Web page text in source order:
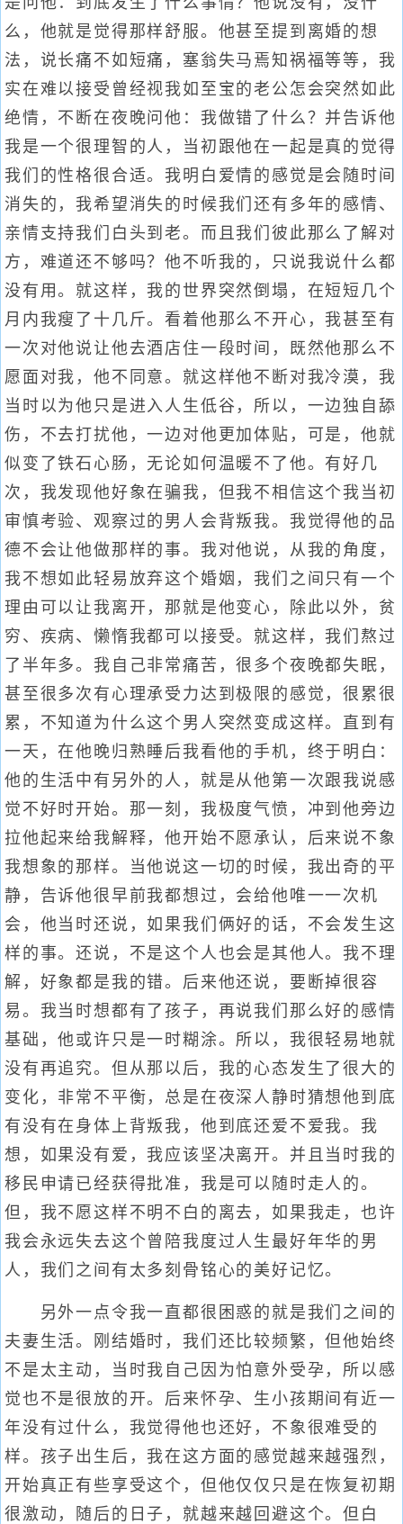
么，他就是觉得那样舒服。他甚至提到离婚的想
法，说长痛不如短痛，塞翁失马焉知祸福等等，我
实在难以接受曾经视我如至宝的老公怎会突然如此
绝情，不断在夜晚问他：我做错了什么？并告诉他
我是一个很理智的人，当初跟他在一起是真的觉得
我们的性格很合适。我明白爱情的感觉是会随时间
消失的，我希望消失的时候我们还有多年的感情、
亲情支持我们白头到老。而且我们彼此那么了解对
方，难道还不够吗？他不听我的，只说我说什么都
没有用。就这样，我的世界突然倒塌，在短短几个
月内我瘦了十几斤。看着他那么不开心，我甚至有
一次对他说让他去酒店住一段时间，既然他那么不
愿面对我，他不同意。就这样他不断对我冷漠，我
当时以为他只是进入人生低谷，所以，一边独自舔
伤，不去打扰他，一边对他更加体贴，可是，他就
似变了铁石心肠，无论如何温暖不了他。有好几
次，我发现他好象在骗我，但我不相信这个我当初
审慎考验、观察过的男人会背叛我。我觉得他的品
德不会让他做那样的事。我对他说，从我的角度，
我不想如此轻易放弃这个婚姻，我们之间只有一个
理由可以让我离开，那就是他变心，除此以外，贫
穷、疾病、懒惰我都可以接受。就这样，我们熬过
了半年多。我自己非常痛苦，很多个夜晚都失眠，
甚至很多次有心理承受力达到极限的感觉，很累很
累，不知道为什么这个男人突然变成这样。直到有
一天，在他晚归熟睡后我看他的手机，终于明白：
他的生活中有另外的人，就是从他第一次跟我说感
觉不好时开始。那一刻，我极度气愤，冲到他旁边
拉他起来给我解释，他开始不愿承认，后来说不象
我想象的那样。当他说这一切的时候，我出奇的平
静，告诉他很早前我都想过，会给他唯一一次机
会，他当时还说，如果我们俩好的话，不会发生这
样的事。还说，不是这个人也会是其他人。我不理
解，好象都是我的错。后来他还说，要断掉很容
易。我当时想都有了孩子，再说我们那么好的感情
基础，他或许只是一时糊涂。所以，我很轻易地就
没有再追究。但从那以后，我的心态发生了很大的
变化，非常不平衡，总是在夜深人静时猜想他到底
有没有在身体上背叛我，他到底还爱不爱我。我
想，如果没有爱，我应该坚决离开。并且当时我的
移民申请已经获得批准，我是可以随时走人的。
但，我不愿这样不明不白的离去，如果我走，也许
我会永远失去这个曾陪我度过人生最好年华的男
人，我们之间有太多刻骨铭心的美好记忆。
另外一点令我一直都很困惑的就是我们之间的
夫妻生活。刚结婚时，我们还比较频繁，但他始终
不是太主动，当时我自己因为怕意外受孕，所以感
觉也不是很放的开。后来怀孕、生小孩期间有近一
年没有过什么，我觉得他也还好，不象很难受的
样。孩子出生后，我在这方面的感觉越来越强烈，
开始真正有些享受这个，但他仅仅只是在恢复初期
很激动，随后的日子，就越来越回避这个。但白